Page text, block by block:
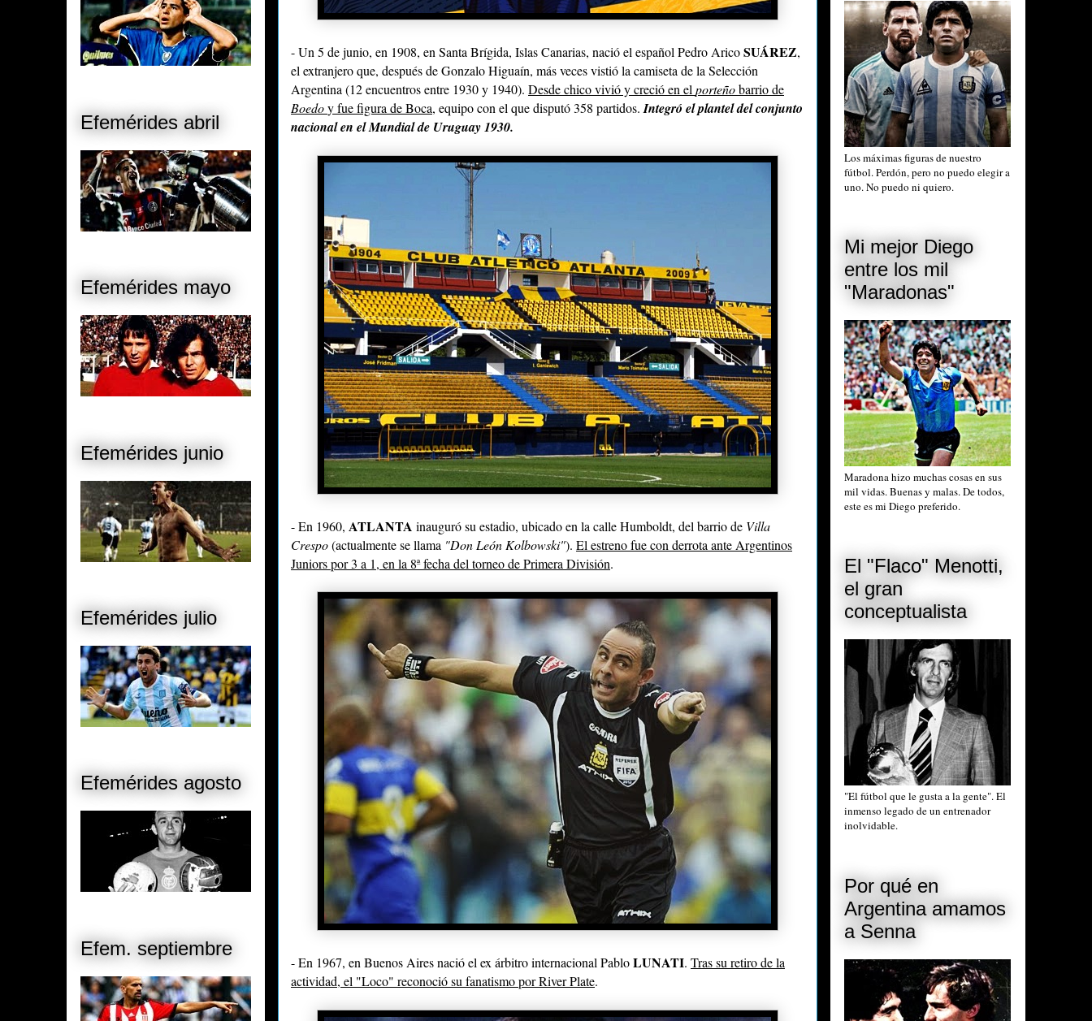
- Un 5 de junio, en 1908, en Santa Brígida, Islas Canarias, nació el español Pedro AricoSUÁREZ,
el extranjero que, después de Gonzalo Higuaín, más veces vistió la camiseta dela Selección
Argentina (12 encuentros entre 1930 y 1940). Desde chico vivió y creció en el porteñobarrio de
Boedoy fue figura de Boca, equipo con el que disputó 358 partidos. Integró el plantel del conjunto
nacional en el Mundial de Uruguay 1930.
- En 1960, ATLANTA inauguró su estadio, ubicado en la calle Humboldt, del barrio de Villa
Crespo(actualmente se llama "Don León Kolbowski"). El estreno fue con derrota ante Argentinos
Juniors por3 a 1, en la 8ª fecha del torneo de Primera División.
- En 1967, en Buenos Aires nació el ex árbitro internacional PabloLUNATI. Tras su retiro de la
actividad, el "Loco" reconoció su fanatismo por River Plate.
Efemérides abril
Efemérides mayo
Efemérides junio
Efemérides julio
Efemérides agosto
Efem. septiembre
Los máximas figuras de nuestro
fútbol. Perdón, pero no puedo elegir a
uno. No puedo ni quiero.
Mi mejor Diego
entre los mil
"Maradonas"
Maradona hizo muchas cosas en sus
mil vidas. Buenas y malas. De todos,
este es mi Diego preferido.
El "Flaco" Menotti,
el gran
conceptualista
"El fútbol que le gusta a la gente". El
inmenso legado de un entrenador
inolvidable.
Por qué en
Argentina amamos
a Senna